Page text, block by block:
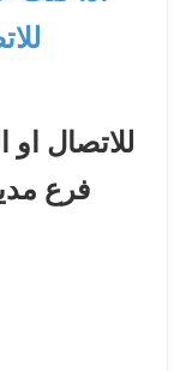
للاتصال
فرع